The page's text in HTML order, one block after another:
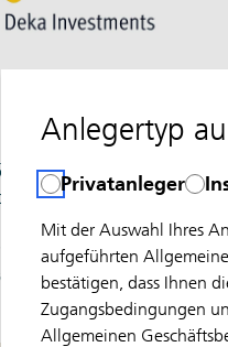
Anlegertyp
Privatanleger
Mit der Auswahl Ihres
aufgeführten
bestätigen, dass Ihnen
Zugangsbedingungen
Allgemeinen
traditions­reichsten
Die seit 2005
dieses Mal in 58
wurde die
Manager
ausgezeichnet.